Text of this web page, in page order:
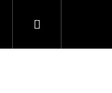
INŠPIRÁCIENákupný